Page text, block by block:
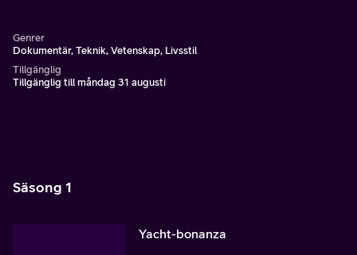
Genrer
Dokumentär, Teknik, Vetenskap, Livsstil
Tillgänglig
Tillgänglig till måndag 31 augusti
Säsong 1
Yacht-bonanza